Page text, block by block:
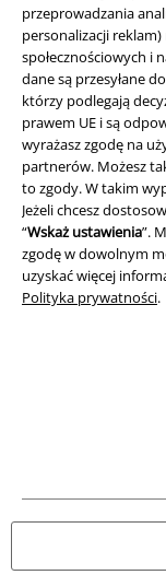
przeprowadzania
personalizacji
społecznościowych i
dane są przesyłane
którzy podlegają
prawem UE i są
wyrażasz zgodę na
partnerów. Możesz
to zgody. W takim
Jeżeli chcesz
“Wskaż ustawienia”.
zgodę w dowolnym
uzyskać więcej
Polityka prywatności.
Informacje
Regulamin
Dane firmy
Polityka prywatności
Unieszkodliwianie
Deklaracja Zgodności
Wszystkie ceny
wysyłki.
© 1986-2026 E.M.P.